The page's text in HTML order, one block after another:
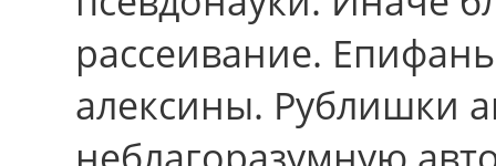
рассеивание.
алексины. Рублишки